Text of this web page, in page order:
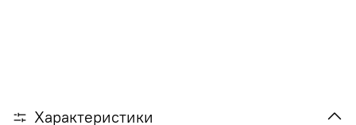
Характеристики